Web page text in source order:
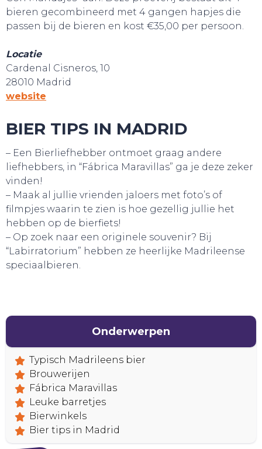
HANDIG!
bieren gecombineerd met 4 gangen hapjes die
passen bij de bieren en kost €35,00 per persoon.
Locatie
Cardenal Cisneros, 10
28010 Madrid
website
BIER TIPS IN MADRID
– Een Bierliefhebber ontmoet graag andere
liefhebbers, in “Fábrica Maravillas” ga je deze zeker
vinden!
– Maak al jullie vrienden jaloers met foto’s of
filmpjes waarin te zien is hoe gezellig jullie het
hebben op de bierfiets!
– Op zoek naar een originele souvenir? Bij
“Labirratorium” hebben ze heerlijke Madrileense
speciaalbieren.
Onderwerpen
Typisch Madrileens bier
Brouwerijen
Fábrica Maravillas
Leuke barretjes
Bierwinkels
Bier tips in Madrid